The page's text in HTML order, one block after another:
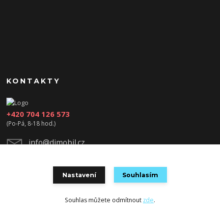
KONTAKTY
+420 704 126 573
(Po-Pá, 8-18 hod.)
info@djmobil.cz
Vytvořeno na Eshop-rychle.cz
Nastavení Souhlasím
Souhlas můžete odmítnout zde.